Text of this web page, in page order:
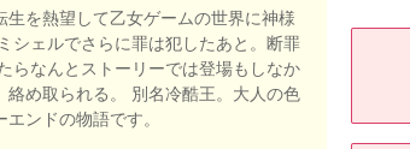
を熱望して乙女ゲームの世界に神様
シェルでさらに罪は犯したあと。断罪
らなんとストーリーでは登場もしなか
め取られる。 別名冷酷王。大人の色
ンドの物語です。